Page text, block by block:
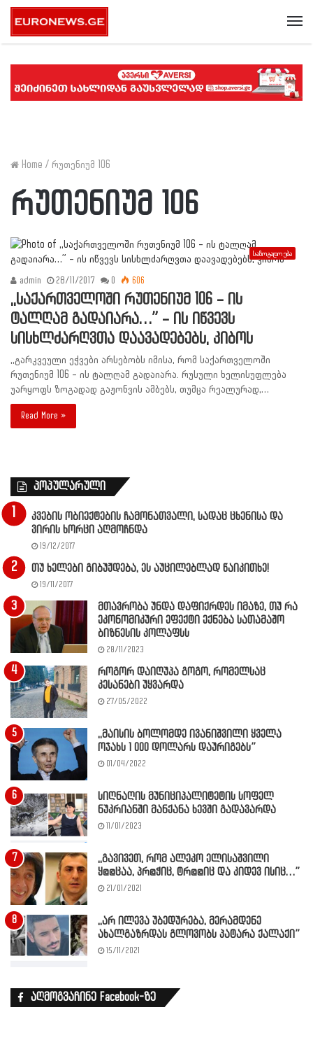
Home / რუთენიუმ 106
რუთენიუმ 106
საზოგადოება
admin 28/11/2017 0 606
,,საქართველოში რუთენიუმ 106 – ის
ტალღამ გადაიარა…” – ის იწვევს
სისხლძარღვთა დაავადებებს, კიბოს
,,გარკვეული ეჭვები არსებობს იმისა, რომ საქართველოში
რუთენიუმ 106 – ის ტალღამ გადაიარა. რუსული ხელისუფლება
უარყოფს ზოგადად გაჟონვის ამბებს, თუმცა რეალურად,…
Read More »
პოპულარული
კვების ობიექტების ჩამონათვალი, სადაც ცხენისა და
ვირის ხორცი აღმოჩნდა
19/12/2017
თუ ხელები გიბუჟდება, ეს აუცილებლად წაიკითხე!
19/11/2017
მთავრობა უნდა დაფიქრდეს იმაზე, თუ რა
ეკონომიკური ეფექტი ექნება სათამაშო
ბიზნესის კოლაფსს
28/11/2023
როგორ დაიღუპა გოგო, რომელსაც
კესანები უყვარდა
27/05/2022
,,მაისის ბოლომდე ივანიშვილი ყველა
ოჯახს 1 000 დოლარს დაურიგებს”
01/04/2022
სიღნაღის მუნიციპალიტეტის სოფელ
ნუკრიანში მანქანა ხევში გადავარდა
11/01/2023
,,გავივეთ, რომ ალეკო ელისაშვილი
ყ@@ცაა, პრ@ჭიც, ტრ@@იც და კიდევ ისიც…”
21/01/2021
,,არ ილევა უბედურება, მერამდენე
ახალგაზრდას გლოვობს პატარა ქალაქი”
15/11/2021
აღმოგვაჩინე Facebook-ზე